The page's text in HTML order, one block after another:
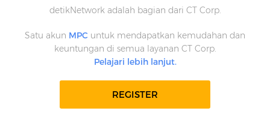
detikNetwork adalah bagian dari CT Corp.
Satu akun MPC untuk mendapatkan kemudahan dan
keuntungan di semua layanan CT Corp.
Pelajari lebih lanjut.
REGISTER